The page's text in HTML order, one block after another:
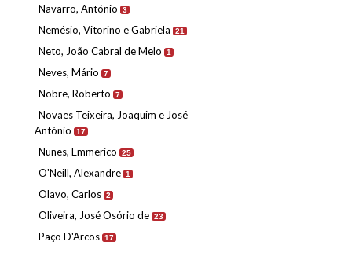
Navarro, António 3
Nemésio, Vitorino e Gabriela 21
Neto, João Cabral de Melo 1
Neves, Mário 7
Nobre, Roberto 7
Novaes Teixeira, Joaquim e José
António
17
Nunes, Emmerico 25
O'Neill, Alexandre 1
Olavo, Carlos 2
Oliveira, José Osório de 23
Paço D'Arcos 17